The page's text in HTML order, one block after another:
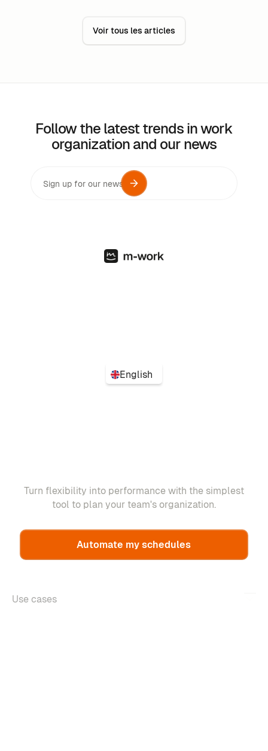
Voir tous les articles
Follow the latest trends in work
organization and our news
English
Turn flexibility into performance with the simplest
tool to plan your team's organization.
Automate my schedules
Use cases